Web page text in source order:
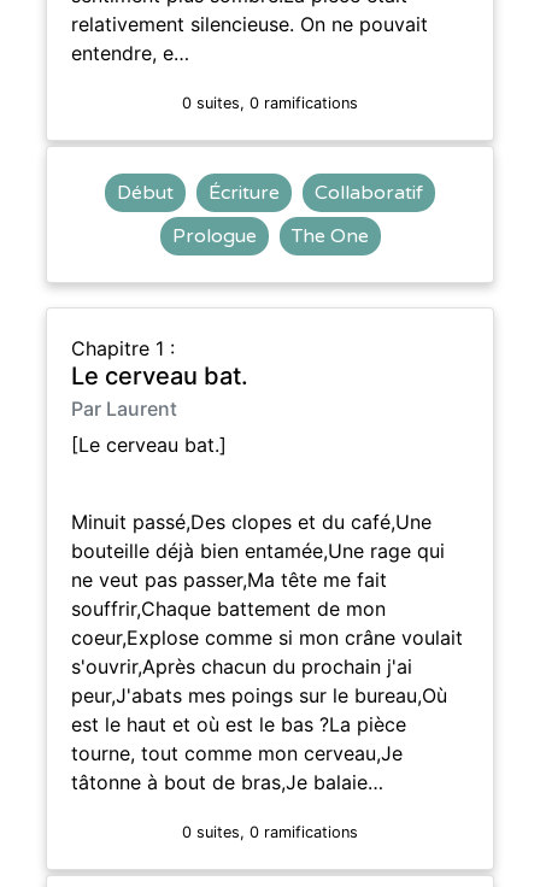
relativement silencieuse. On ne pouvait
entendre, e…
0 suites, 0 ramifications
Début Écriture
Collaboratif
Prologue
The One
Chapitre 1 :
Le cerveau bat.
Par Laurent
[Le cerveau bat.]
Minuit passé,Des clopes et du café,Une
bouteille déjà bien entamée,Une rage qui
ne veut pas passer,Ma tête me fait
souffrir,Chaque battement de mon
coeur,Explose comme si mon crâne voulait
s'ouvrir,Après chacun du prochain j'ai
peur,J'abats mes poings sur le bureau,Où
est le haut et où est le bas ?La pièce
tourne, tout comme mon cerveau,Je
tâtonne à bout de bras,Je balaie…
0 suites, 0 ramifications